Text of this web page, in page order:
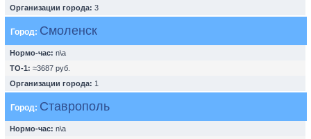
Организации города: 3
Город: Смоленск
Нормо-час: n\a
ТО-1: ≈3687 руб.
Организации города: 1
Город: Ставрополь
Нормо-час: n\a